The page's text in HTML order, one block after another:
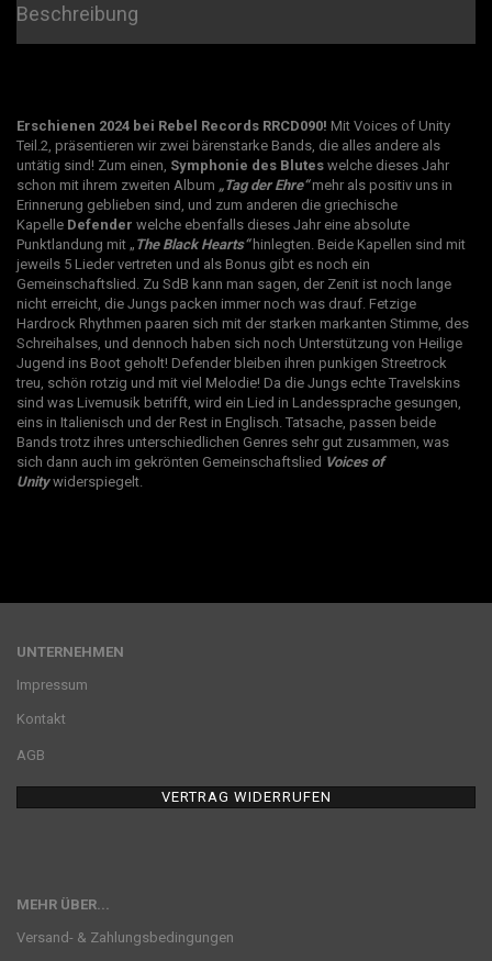
Beschreibung
Erschienen 2024 bei Rebel Records RRCD090! Mit Voices of Unity
Teil.2, präsentieren wir zwei bärenstarke Bands, die alles andere als
untätig sind! Zum einen, Symphonie des Blutes welche dieses Jahr
schon mit ihrem zweiten Album „Tag der Ehre“mehr als positiv uns in
Erinnerung geblieben sind, und zum anderen die griechische
Kapelle Defender welche ebenfalls dieses Jahr eine absolute
Punktlandung mit „ The Black Hearts“hinlegten. Beide Kapellen sind mit
jeweils 5 Lieder vertreten und als Bonus gibt es noch ein
Gemeinschaftslied. Zu SdB kann man sagen, der Zenit ist noch lange
nicht erreicht, die Jungs packen immer noch was drauf. Fetzige
Hardrock Rhythmen paaren sich mit der starken markanten Stimme, des
Schreihalses, und dennoch haben sich noch Unterstützung von Heilige
Jugend ins Boot geholt! Defender bleiben ihren punkigen Streetrock
treu, schön rotzig und mit viel Melodie! Da die Jungs echte Travelskins
sind was Livemusik betrifft, wird ein Lied in Landessprache gesungen,
eins in Italienisch und der Rest in Englisch. Tatsache, passen beide
Bands trotz ihres unterschiedlichen Genres sehr gut zusammen, was
sich dann auch im gekrönten Gemeinschaftslied Voices of
Unitywiderspiegelt.
UNTERNEHMEN
Impressum
Kontakt
AGB
VERTRAG WIDERRUFEN
MEHR ÜBER...
Versand- & Zahlungsbedingungen